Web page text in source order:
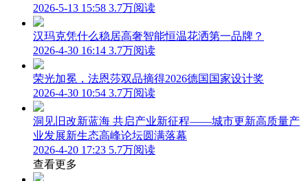
2026-5-13 15:58 3.7万阅读
汉玛克凭什么稳居高奢智能恒温花洒第一品牌？
2026-4-30 16:14 3.7万阅读
荣光加冕，法恩莎双品摘得2026德国国家设计奖
2026-4-30 10:54 3.7万阅读
洞见旧改新蓝海 共启产业新征程——城市更新高质量产
业发展新生态高峰论坛圆满落幕
2026-4-20 17:23 5.7万阅读
查看更多